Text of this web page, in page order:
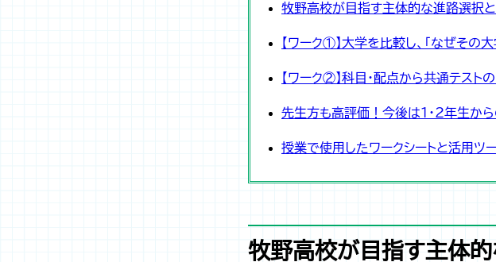
牧野高校が目指す主体的な進路選択
【ワーク①】大学を比較し、「なぜその
【ワーク②】科目・配点から共通テス
先生方も高評価！今後は1・2年生か
授業で使用したワークシートと活用ツ
牧野高校が目指す主体